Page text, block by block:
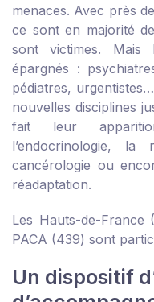
menaces. Avec près
ce sont en majorité
sont victimes. Mais
épargnés :
pédiatres,
nouvelles disciplines
fait leur
l’endocrinologie,
cancérologie ou
réadaptation.
Les Hauts-de-France
PACA (439) sont
Un dispositif